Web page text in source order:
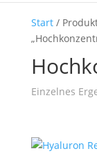
Start/
Einzelnes